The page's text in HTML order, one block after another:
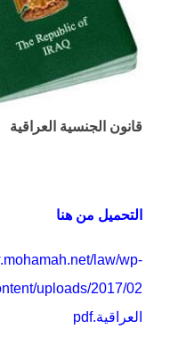
قانون الجنسية العراقية
التحميل من هنا
law/wp-
العراقية.pdf